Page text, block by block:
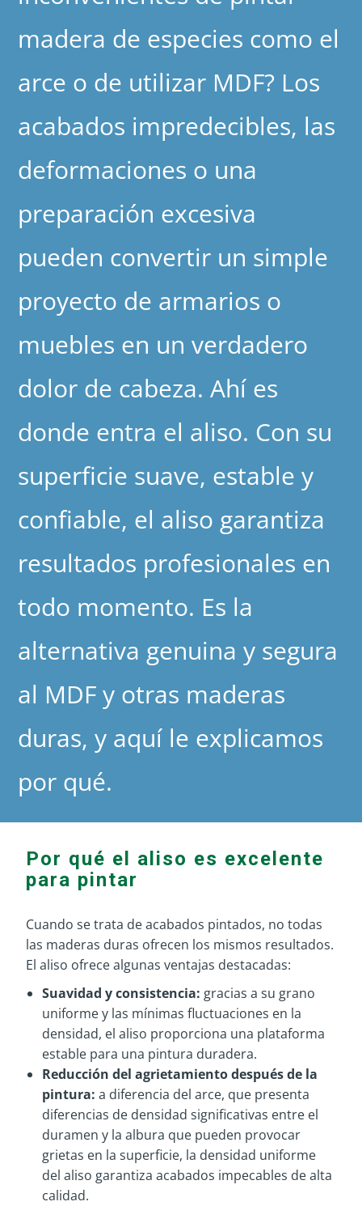
madera de especies como el
arce o de utilizar MDF? Los
acabados impredecibles, las
deformaciones o una
preparación excesiva
pueden convertir un simple
proyecto de armarios o
muebles en un verdadero
dolor de cabeza. Ahí es
donde entra el aliso. Con su
superficie suave, estable y
confiable, el aliso garantiza
resultados profesionales en
todo momento. Es la
alternativa genuina y segura
al MDF y otras maderas
duras, y aquí le explicamos
por qué.
Por qué el aliso es excelente
para pintar
Cuando se trata de acabados pintados, no todas
las maderas duras ofrecen los mismos resultados.
El aliso ofrece algunas ventajas destacadas:
Suavidad y consistencia: gracias a su grano
uniforme y las mínimas fluctuaciones en la
densidad, el aliso proporciona una plataforma
estable para una pintura duradera.
Reducción del agrietamiento después de la
pintura: a diferencia del arce, que presenta
diferencias de densidad significativas entre el
duramen y la albura que pueden provocar
grietas en la superficie, la densidad uniforme
del aliso garantiza acabados impecables de alta
calidad.